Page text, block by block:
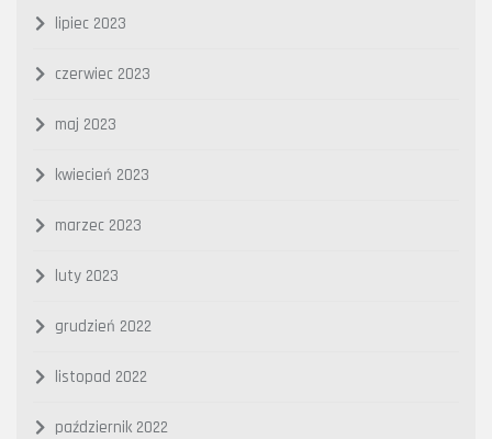
lipiec 2023
czerwiec 2023
maj 2023
kwiecień 2023
marzec 2023
luty 2023
grudzień 2022
listopad 2022
październik 2022